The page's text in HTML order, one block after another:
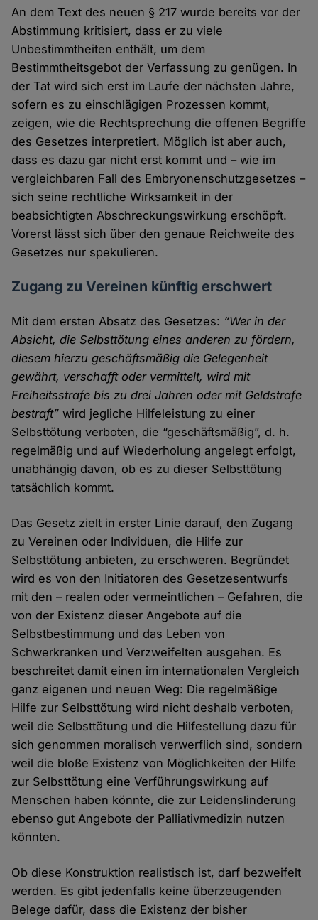
An dem Text des neuen § 217 wurde bereits vor der
Abstimmung kritisiert, dass er zu viele
Unbestimmtheiten enthält, um dem
Bestimmtheitsgebot der Verfassung zu genügen. In
der Tat wird sich erst im Laufe der nächsten Jahre,
sofern es zu einschlägigen Prozessen kommt,
zeigen, wie die Rechtsprechung die offenen Begriffe
des Gesetzes interpretiert. Möglich ist aber auch,
dass es dazu gar nicht erst kommt und – wie im
vergleichbaren Fall des Embryonenschutzgesetzes –
sich seine rechtliche Wirksamkeit in der
beabsichtigten Abschreckungswirkung erschöpft.
Vorerst lässt sich über den genaue Reichweite des
Gesetzes nur spekulieren.
Zugang zu Vereinen künftig erschwert
Mit dem ersten Absatz des Gesetzes: “Wer in der
Absicht, die Selbsttötung eines anderen zu fördern,
diesem hierzu geschäftsmäßig die Gelegenheit
gewährt, verschafft oder vermittelt, wird mit
Freiheitsstrafe bis zu drei Jahren oder mit Geldstrafe
bestraft” wird jegliche Hilfeleistung zu einer
Selbsttötung verboten, die “geschäftsmäßig”, d. h.
regelmäßig und auf Wiederholung angelegt erfolgt,
unabhängig davon, ob es zu dieser Selbsttötung
tatsächlich kommt.
Das Gesetz zielt in erster Linie darauf, den Zugang
zu Vereinen oder Individuen, die Hilfe zur
Selbsttötung anbieten, zu erschweren. Begründet
wird es von den Initiatoren des Gesetzesentwurfs
mit den – realen oder vermeintlichen – Gefahren, die
von der Existenz dieser Angebote auf die
Selbstbestimmung und das Leben von
Schwerkranken und Verzweifelten ausgehen. Es
beschreitet damit einen im internationalen Vergleich
ganz eigenen und neuen Weg: Die regelmäßige
Hilfe zur Selbsttötung wird nicht deshalb verboten,
weil die Selbsttötung und die Hilfestellung dazu für
sich genommen moralisch verwerflich sind, sondern
weil die bloße Existenz von Möglichkeiten der Hilfe
zur Selbsttötung eine Verführungswirkung auf
Menschen haben könnte, die zur Leidenslinderung
ebenso gut Angebote der Palliativmedizin nutzen
könnten.
Ob diese Konstruktion realistisch ist, darf bezweifelt
werden. Es gibt jedenfalls keine überzeugenden
Belege dafür, dass die Existenz der bisher